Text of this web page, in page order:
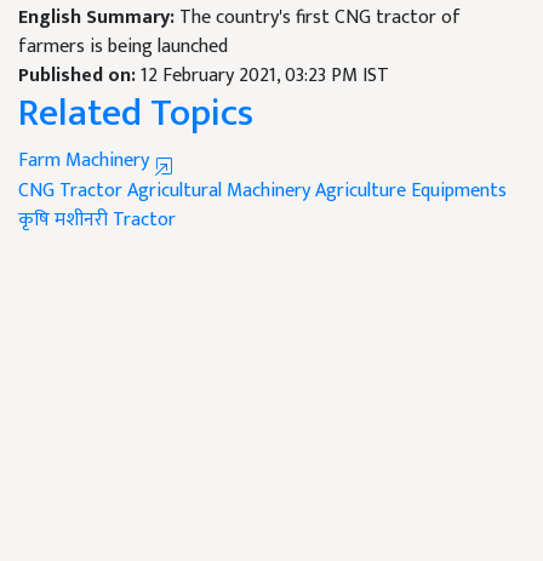
English Summary:The country's first CNG tractor of
farmers is being launched
Published on:12 February 2021, 03:23 PM IST
Related Topics
Farm Machinery
CNG TractorAgricultural MachineryAgriculture Equipments
कृषि मशीनरीTractor